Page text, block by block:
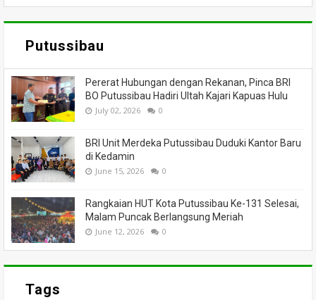
Putussibau
Pererat Hubungan dengan Rekanan, Pinca BRI
BO Putussibau Hadiri Ultah Kajari Kapuas Hulu
July 02, 2026 0
BRI Unit Merdeka Putussibau Duduki Kantor Baru
di Kedamin
June 15, 2026 0
Rangkaian HUT Kota Putussibau Ke-131 Selesai,
Malam Puncak Berlangsung Meriah
June 12, 2026 0
Tags